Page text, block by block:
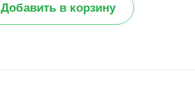
Добавить в корзину